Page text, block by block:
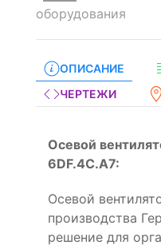
оборудования
ОПИСАНИЕ
ЧЕРТЕЖИ
Осевой
6DF.4C.A7:
Осевой
производства
решение для